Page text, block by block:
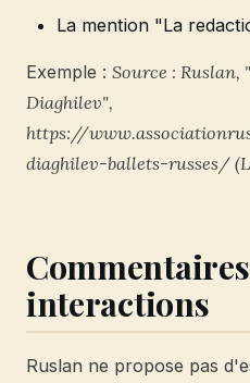
La mention "La
Exemple : Source : Ruslan,
Diaghilev",
https://
diaghilev-ballets-russes/
interactions
Ruslan ne propose pas